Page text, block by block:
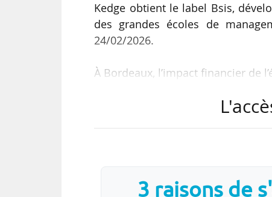
Kedge obtient le label Bsis,
des grandes écoles de
24/02/2026.
À Bordeaux, l’impact financier de
• les dépenses indirectes
À Marseille, l’impact financier
les territoires de Nouvelle-
3 raisons de